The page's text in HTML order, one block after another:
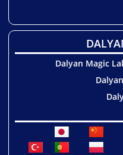
Dalyan Magic